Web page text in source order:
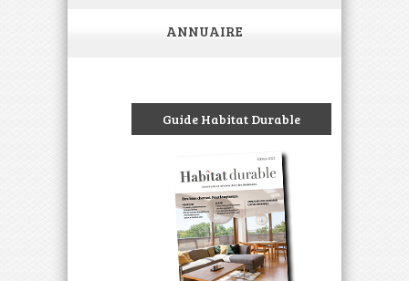
ANNUAIRE
Guide Habitat Durable